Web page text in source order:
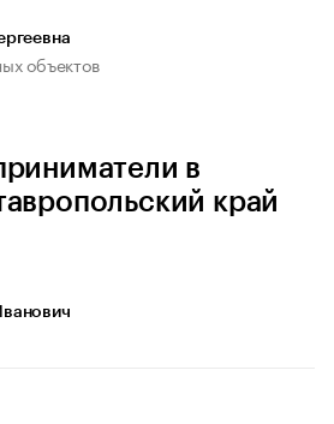
объектов
в
край